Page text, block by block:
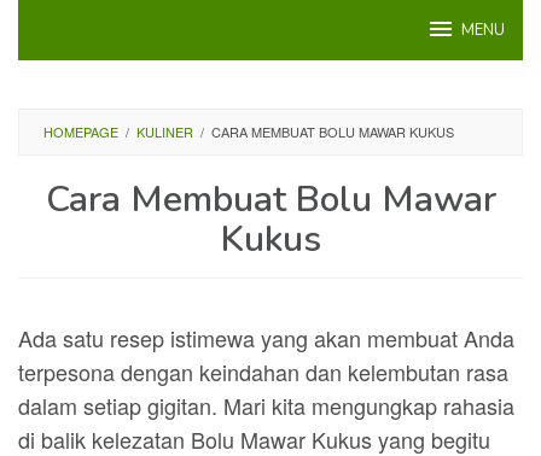
MENU
HOMEPAGE / KULINER / CARA MEMBUAT BOLU MAWAR KUKUS
Cara Membuat Bolu Mawar
Kukus
Ada satu resep istimewa yang akan membuat Anda
terpesona dengan keindahan dan kelembutan rasa
dalam setiap gigitan. Mari kita mengungkap rahasia
di balik kelezatan Bolu Mawar Kukus yang begitu